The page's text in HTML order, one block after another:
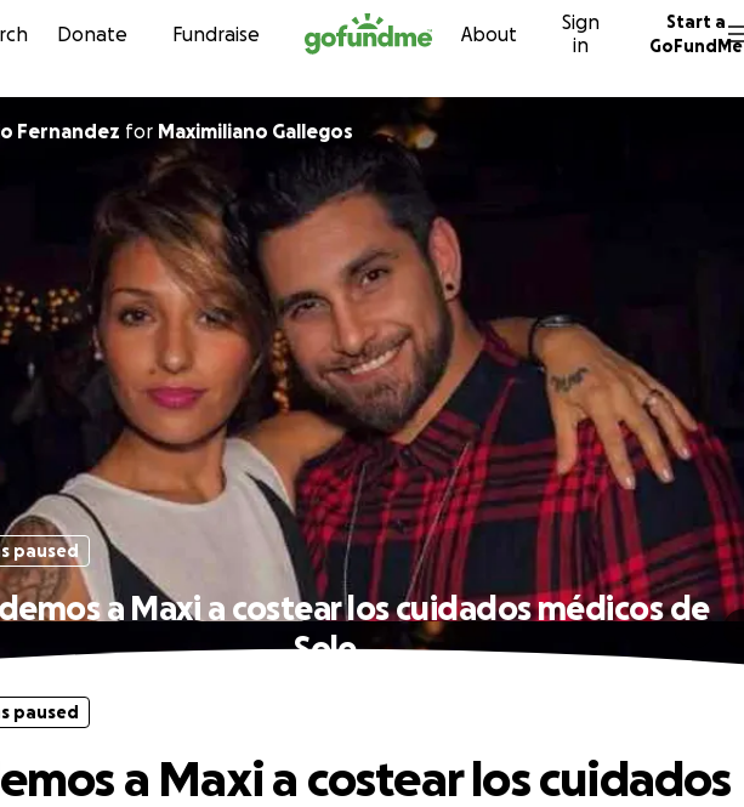
Skip to content
Donate Fundraise About
Sign
in
Start a
GoFundMe
Fernandez for Maximiliano Gallegos
paused
a Maxi a costear los cuidados médicos de
Sole
paused
a Maxi a costear los cuidados